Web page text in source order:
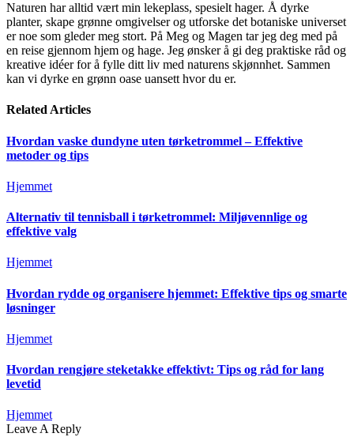
Naturen har alltid vært min lekeplass, spesielt hager. Å dyrke
planter, skape grønne omgivelser og utforske det botaniske universet
er noe som gleder meg stort. På Meg og Magen tar jeg deg med på
en reise gjennom hjem og hage. Jeg ønsker å gi deg praktiske råd og
kreative idéer for å fylle ditt liv med naturens skjønnhet. Sammen
kan vi dyrke en grønn oase uansett hvor du er.
Related Articles
Hvordan vaske dundyne uten tørketrommel – Effektive
metoder og tips
Hjemmet
Alternativ til tennisball i tørketrommel: Miljøvennlige og
effektive valg
Hjemmet
Hvordan rydde og organisere hjemmet: Effektive tips og smarte
løsninger
Hjemmet
Hvordan rengjøre steketakke effektivt: Tips og råd for lang
levetid
Hjemmet
Leave A Reply